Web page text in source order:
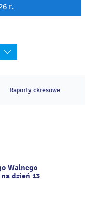
r.
Raporty okresowe
Walnego
dzień 13